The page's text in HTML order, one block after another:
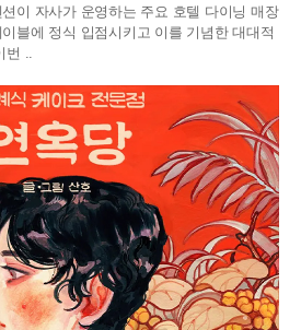
이 자사가 운영하는 주요 호텔 다이닝 매장
블에 정식 입점시키고 이를 기념한 대대적
번 ..